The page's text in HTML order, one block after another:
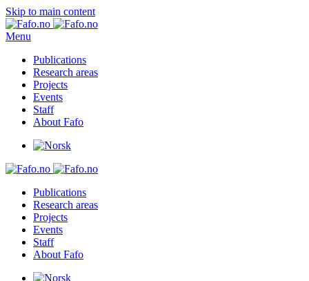
Skip to main content
Menu
Publications
Research areas
Projects
Events
Staff
About Fafo
Publications
Research areas
Projects
Events
Staff
About Fafo